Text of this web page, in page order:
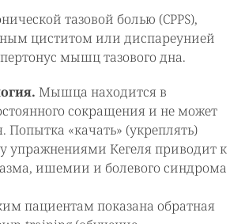
тазовой болью (CPPS),
циститом или диспареунией
мышц тазового дна.
Мышца находится в
сокращения и не может
Попытка «качать» (укреплять)
Кегеля приводит к
ишемии и болевого синдрома
пациентам показана обратная